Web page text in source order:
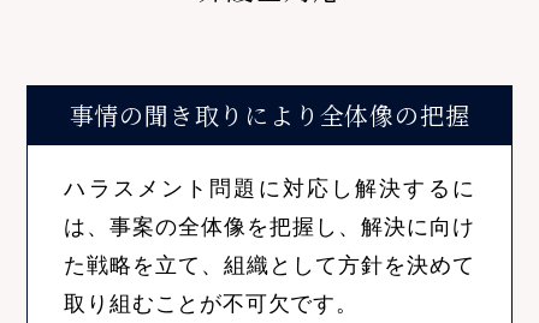
事情の聞き取りにより 全体像の把握
ハラスメント問題に対応し解決するに
は、事案の全体像を把握し、解決に向け
た戦略を立て、組織として方針を決めて
取り組むことが不可欠です。